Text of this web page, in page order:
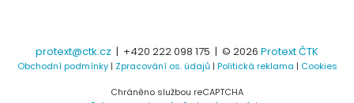
protext@ctk.cz | +420 222 098 175 | © 2026 Protext ČTK
Obchodní podmínky| Zpracování os. údajů| Politická reklama | Cookies
Chráněno službou reCAPTCHA